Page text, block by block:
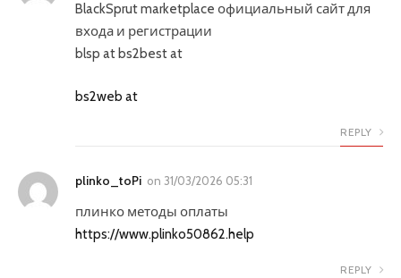
BlackSprut marketplace официальный сайт для
входа и регистрации
blsp at bs2best at
bs2web at
REPLY
plinko_toPi on 31/03/2026 05:31
плинко методы оплаты
https://www.plinko50862.help
REPLY